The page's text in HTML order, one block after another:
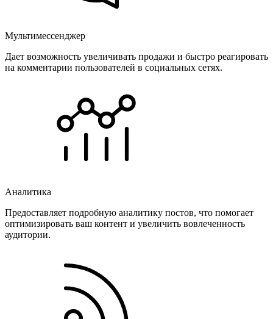
Мультимессенджер
Дает возможность увеличивать продажи и быстро реагировать
на комментарии пользователей в социальных сетях.
Аналитика
Предоставляет подробную аналитику постов, что помогает
оптимизировать ваш контент и увеличить вовлеченность
аудитории.